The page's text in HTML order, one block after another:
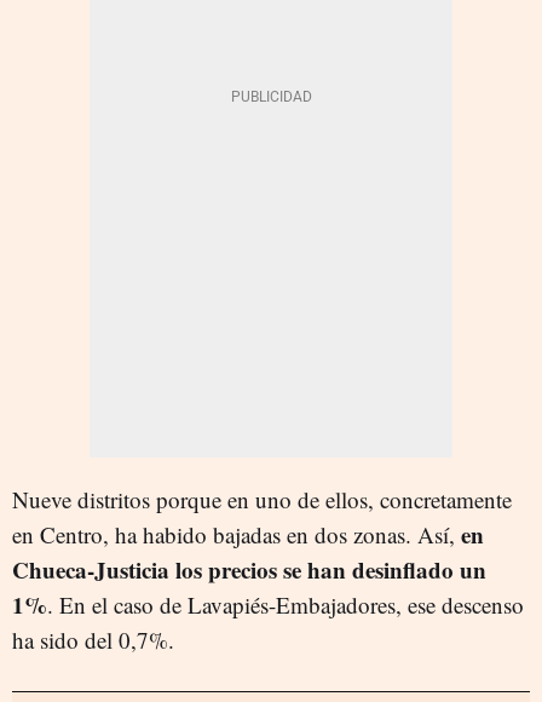
Nueve distritos porque en uno de ellos, concretamente
en Centro, ha habido bajadas en dos zonas. Así, en
Chueca-Justicia los precios se han desinflado un
1%. En el caso de Lavapiés-Embajadores, ese descenso
ha sido del 0,7%.